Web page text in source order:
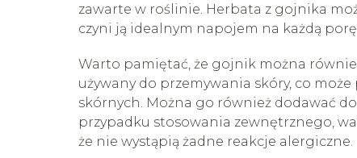
zawarte w roślinie. Herbata z gojnika
czyni ją idealnym napojem na każdą porę
Warto pamiętać, że gojnik można
używany do przemywania skóry, co
skórnych. Można go również dodawać
przypadku stosowania zewnętrznego,
że nie wystąpią żadne reakcje alergiczne.